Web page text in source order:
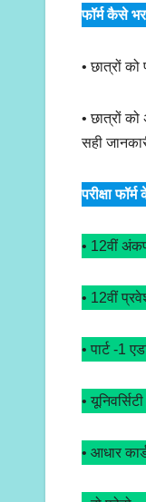
फॉर्म कैसे
• छात्रों
• छात्रों
सही
परीक्षा
• 12वीं
• 12वीं
• पार्ट -1
•
• आधार